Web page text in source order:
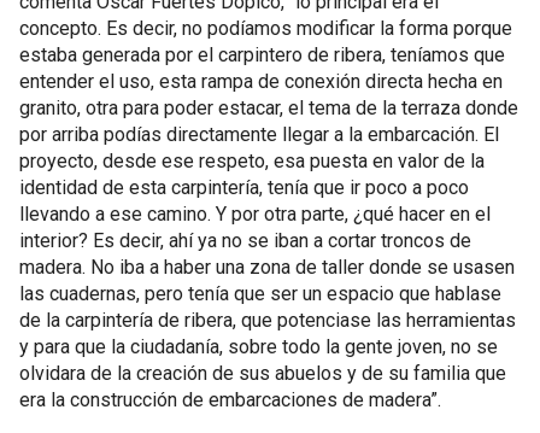
concepto. Es decir, no podíamos modificar la forma porque
estaba generada por el carpintero de ribera, teníamos que
entender el uso, esta rampa de conexión directa hecha en
granito, otra para poder estacar, el tema de la terraza donde
por arriba podías directamente llegar a la embarcación. El
proyecto, desde ese respeto, esa puesta en valor de la
identidad de esta carpintería, tenía que ir poco a poco
llevando a ese camino. Y por otra parte, ¿qué hacer en el
interior? Es decir, ahí ya no se iban a cortar troncos de
madera. No iba a haber una zona de taller donde se usasen
las cuadernas, pero tenía que ser un espacio que hablase
de la carpintería de ribera, que potenciase las herramientas
y para que la ciudadanía, sobre todo la gente joven, no se
olvidara de la creación de sus abuelos y de su familia que
era la construcción de embarcaciones de madera”.